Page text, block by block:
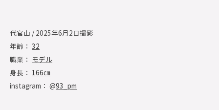
代官山 / 2025年6月2日撮影
年齢： 32
職業： モデル
身長： 166㎝
instagram： @93_pm